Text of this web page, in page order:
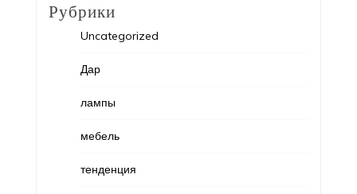
Рубрики
Uncategorized
Дар
лампы
мебель
тенденция